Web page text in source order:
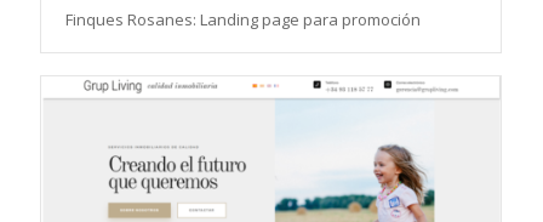
Finques Rosanes: Landing page para promoción